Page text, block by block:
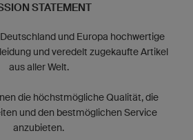
STATEMENT
und Europa hochwertige
und veredelt zugekaufte Artikel
aus aller Welt.
die höchstmögliche Qualität, die
und den bestmöglichen Service
anzubieten.